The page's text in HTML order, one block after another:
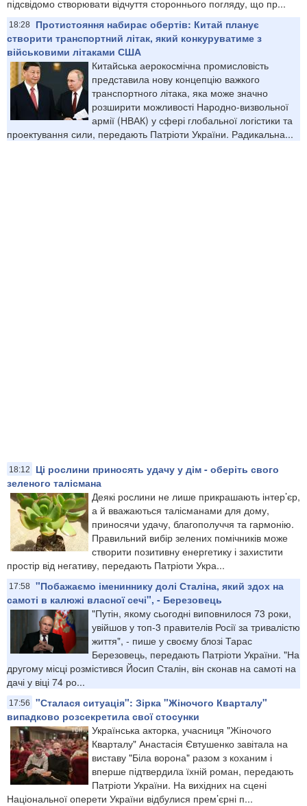
підсвідомо створювати відчуття стороннього погляду, що пр...
18:28
Протистояння набирає обертів: Китай планує
створити транспортний літак, який конкуруватиме з
військовими літаками США
Китайська аерокосмічна промисловість
представила нову концепцію важкого
транспортного літака, яка може значно
розширити можливості Народно-визвольної
армії (НВАК) у сфері глобальної логістики та
проектування сили, передають Патріоти України. Радикальна...
18:12
Ці рослини приносять удачу у дім - оберіть свого
зеленого талісмана
Деякі рослини не лише прикрашають інтер’єр,
а й вважаються талісманами для дому,
приносячи удачу, благополуччя та гармонію.
Правильний вибір зелених помічників може
створити позитивну енергетику і захистити
простір від негативу, передають Патріоти Укра...
17:58 "Побажаємо імениннику долі Сталіна, який здох на
самоті в калюжі власної сечі", - Березовець
"Путін, якому сьогодні виповнилося 73 роки,
увійшов у топ-3 правителів Росії за тривалістю
життя", - пише у своєму блозі Тарас
Березовець, передають Патріоти України. "На
другому місці розмістився Йосип Сталін, він сконав на самоті на
дачі у віці 74 ро...
17:56
"Сталася ситуація": Зірка "Жіночого Кварталу"
випадково розсекретила свої стосунки
Українська акторка, учасниця "Жіночого
Кварталу" Анастасія Євтушенко завітала на
виставу "Біла ворона" разом з коханим і
вперше підтвердила їхній роман, передають
Патріоти України. На вихідних на сцені
Національної оперети України відбулися прем’єрні п...